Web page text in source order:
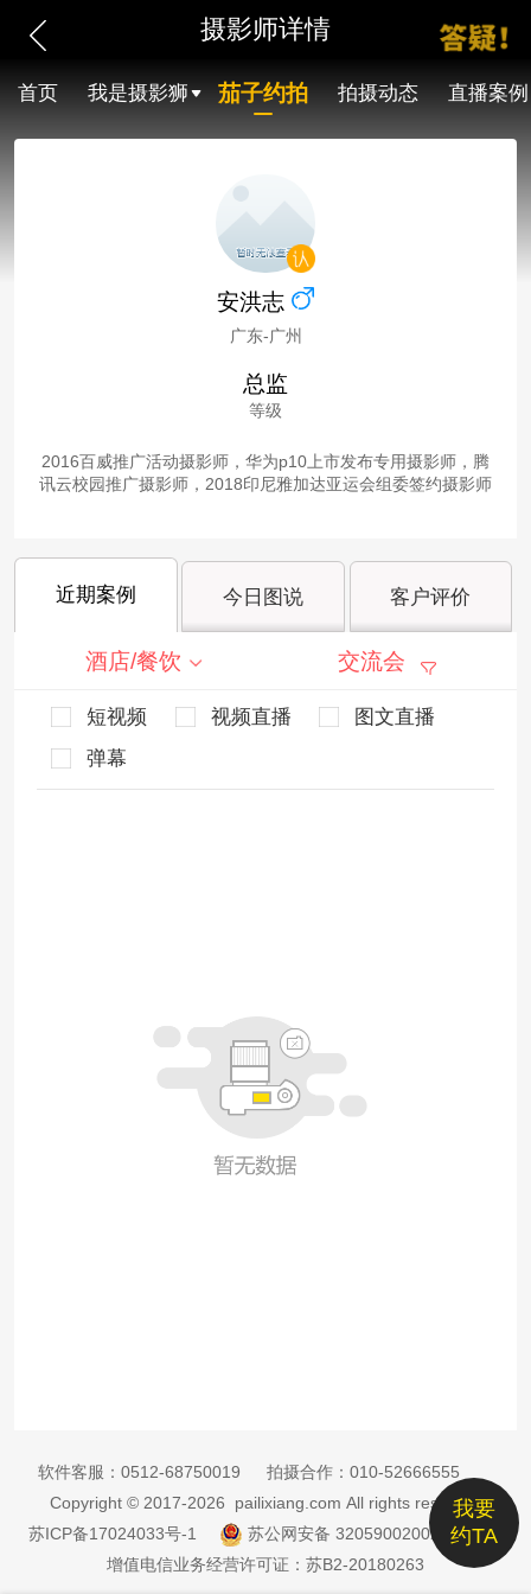
摄影师详情
首页 我是摄影狮 茄子约拍 拍摄动态 直播案例
安洪志
广东-广州
总监
等级
2016百威推广活动摄影师，华为p10上市发布专用摄影师，腾
讯云校园推广摄影师，2018印尼雅加达亚运会组委签约摄影师
近期案例 今日图说 客户评价
酒店/餐饮 交流会
短视频 视频直播
图文直播
弹幕
我要
约TA
软件客服： 0512-68750019 拍摄合作： 010-52666555
Copyright © 2017-2026 pailixiang.com All rights reserved
苏ICP备17024033号-1
苏公网安备 32059002002885号
增值电信业务经营许可证：苏B2-20180263